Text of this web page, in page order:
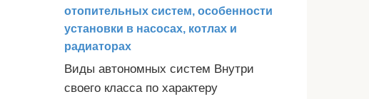
отопительных систем, особенности
установки в насосах, котлах и
радиаторах
Виды автономных систем Внутри
своего класса по характеру